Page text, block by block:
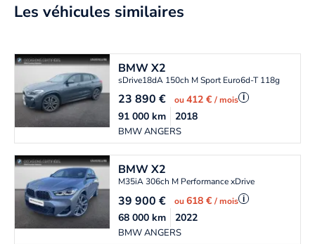
Les véhicules similaires
BMWX2
sDrive18dA 150ch M Sport Euro6d-T 118g
23 890€ ou412 €/ mois i
BMW ANGERS
91 000km 2018
BMWX2
M35iA 306ch M Performance xDrive
39 900€ ou618 €/ mois i
BMW ANGERS
68 000km 2022